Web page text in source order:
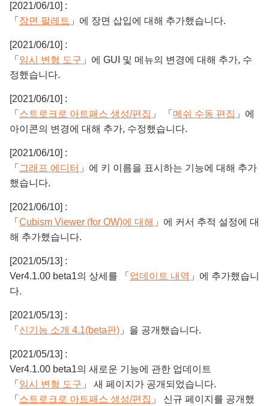
[2021/06/10] :
「 장면 팔레트 」에 장면 삽입에 대해 추가했습니다.
[2021/06/10] :
「 임시 변형 도구 」에 GUI 및 메뉴의 변경에 대해 추가, 수
정했습니다.
[2021/06/10] :
「 스트로크로 아트패스 생성/편집 」 「 메쉬 수동 편집 」에
아이콘의 변경에 대해 추가, 수정했습니다.
[2021/06/10] :
「 그래프 에디터 」에 키 이름을 표시하는 기능에 대해 추가
했습니다.
[2021/06/10] :
「 Cubism Viewer (for OW)에 대해 」에 커서 추적 설정에 대
해 추가했습니다.
[2021/05/13] :
Ver4.1.00 beta1의 상세를 「 업데이트 내역 」에 추가했습니
다.
[2021/05/13] :
「 신기능 소개 4.1(beta판) 」을 공개했습니다.
[2021/05/13] :
Ver4.1.00 beta1의 새로운 기능에 관한 업데이트
「 임시 변형 도구 」 새 페이지가 공개되었습니다.
「 스트로크로 아트패스 생성/편집 」 신규 페이지를 공개했